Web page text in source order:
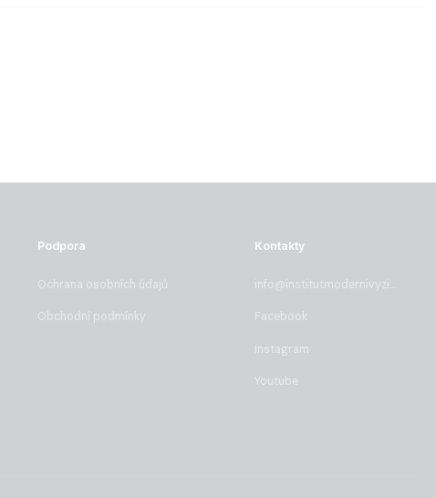
Podpora
Ochrana osobních údajů
Obchodní podmínky
Kontakty
Facebook
Instagram
Youtube